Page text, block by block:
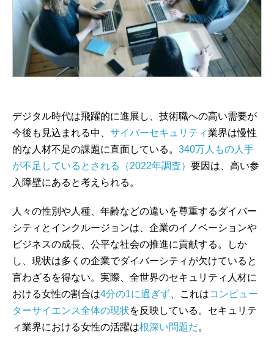
デジタル時代は飛躍的に進展し、技術職への高い需要が
今後も見込まれる中、 サイバーセキュリティ業界は慢性
的な人材不足の課題に直面している。 340万人もの人手
が不足しているとされる（2022年調査） 要因は、高い参
入障壁にあると考えられる。
人々の性別や人種、年齢などの違いを尊重するダイバー
シティとインクルージョンは、企業のイノベーションや
ビジネスの成長、公平な社会の推進に貢献する。しか
し、現状は多くの企業でダイバーシティが欠けていると
言わざるを得ない。実際、全世界のセキュリティ人材に
おける女性の割合は4分の1に過ぎず 、これはコンピュー
ターサイエンス全体の現状を反映している。セキュリテ
ィ業界における女性の活躍は根深い問題だ。